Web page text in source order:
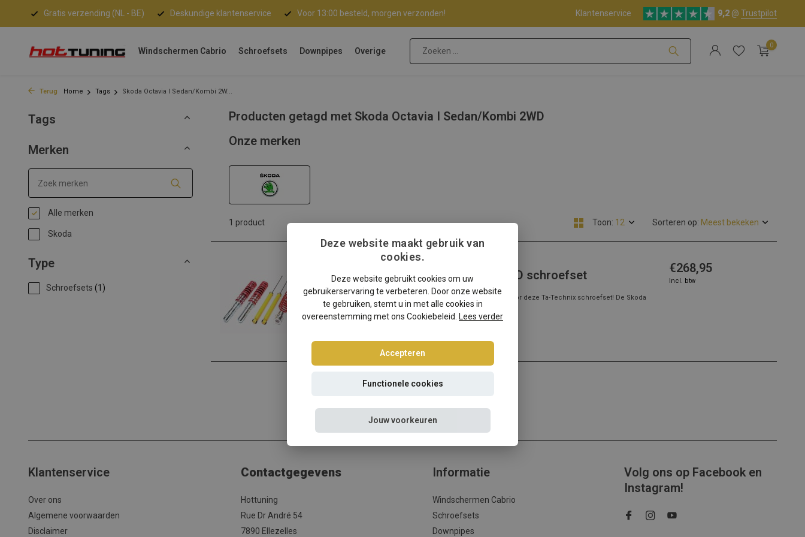
Gratis verzending (NL - BE) Deskundige klantenservice Voor 13:00 besteld, morgen verzonden! Klantenservice 9,2 @ Trustpilot
Windschermen Cabrio Schroefsets Downpipes Overige
0
Terug Home Tags Skoda Octavia I Sedan/Kombi 2W...
Tags
Merken
Alle merken
Skoda
Type
Schroefsets (1)
Producten getagd met Skoda Octavia I Sedan/Kombi 2WD
Onze merken
1 product Toon: Sorteren op:
Skoda Octavia I Sedan/Kombi 2WD schroefset
Skoda Octavia I Sedan/Kombi 2WD verlagen? Kies dan voor deze Ta-Technix schroefset! De Skoda
verlagingsset met de beste ...
Lees meer
€268,95
Incl. btw
Klantenservice
Over ons
Algemene voorwaarden
Disclaimer
Contactgegevens
Hottuning
Rue Dr André 54
7890 Ellezelles
Informatie
Windschermen Cabrio
Schroefsets
Downpipes
Volg ons op Facebook en
Instagram!
Deze website maakt gebruik van
cookies.
Deze website gebruikt cookies om uw
gebruikerservaring te verbeteren. Door onze website
te gebruiken, stemt u in met alle cookies in
overeenstemming met ons Cookiebeleid. Lees verder
Accepteren
Functionele cookies
Jouw voorkeuren